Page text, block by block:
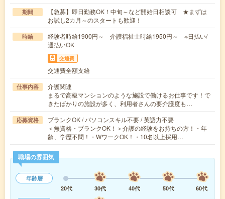
期間
【急募】即日勤務OK！中旬～など開始日相談可 ★まずは
お試し2カ月～のスタートも歓迎！
時給
経験者時給1900円～ 介護福祉士時給1950円～ ※日払い/
週払いOK
交通費
交通費全額支給
仕事内容
介護関連
まるで高級マンションのような施設で働けるお仕事です！で
きたばかりの施設が多く、利用者さんの要介護度も…
応募資格
ブランクOK / パソコンスキル不要 / 英語力不要
＜無資格・ブランクOK！＞介護の経験をお持ちの方！・年
齢、学歴不問！・WワークOK！・10名以上採用…
職場の雰囲気
年齢層
20代
30代 40代 50代
60代